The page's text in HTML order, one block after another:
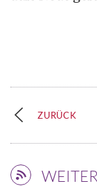
ZURÜCK